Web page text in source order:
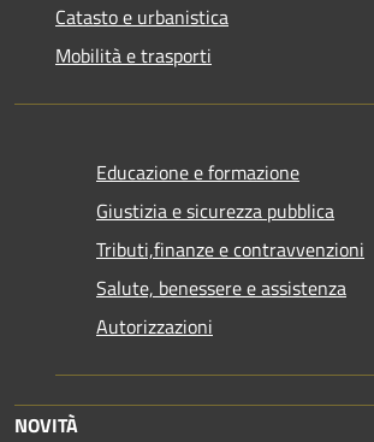
Catasto e urbanistica
Mobilità e trasporti
Educazione e formazione
Giustizia e sicurezza pubblica
Tributi,finanze e contravvenzioni
Salute, benessere e assistenza
Autorizzazioni
NOVITÀ